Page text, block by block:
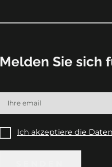
Melden Sie sich
Ich akzeptiere die